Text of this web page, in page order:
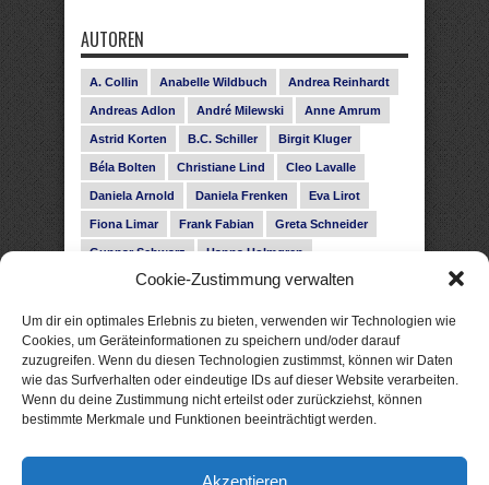
Cookie-Zustimmung verwalten
Um dir ein optimales Erlebnis zu bieten, verwenden wir Technologien wie
Cookies, um Geräteinformationen zu speichern und/oder darauf
zuzugreifen. Wenn du diesen Technologien zustimmst, können wir Daten
wie das Surfverhalten oder eindeutige IDs auf dieser Website verarbeiten.
Wenn du deine Zustimmung nicht erteilst oder zurückziehst, können
bestimmte Merkmale und Funktionen beeinträchtigt werden.
Akzeptieren
AUTOREN
A. Collin Anabelle Wildbuch Andrea Reinhardt
Andreas Adlon André Milewski Anne Amrum
Astrid Korten B.C. Schiller Birgit Kluger
Béla Bolten Christiane Lind Cleo Lavalle
Daniela Arnold Daniela Frenken Eva Lirot
Fiona Limar Frank Fabian Greta Schneider
Gunnar Schwarz Hanna Holmgren
Heike Fröhling Ina Glahe Ivo Pala J. Vellguth
Leonie Haubrich Lilly Labord Livia Pipes
Malin Blunk Marcus Hünnebeck Martin Krist
Melisa Schwermer Nele Bruun Nika Lubitsch
Noah Fitz Nora Amelie René Junge
Subina Giuletti